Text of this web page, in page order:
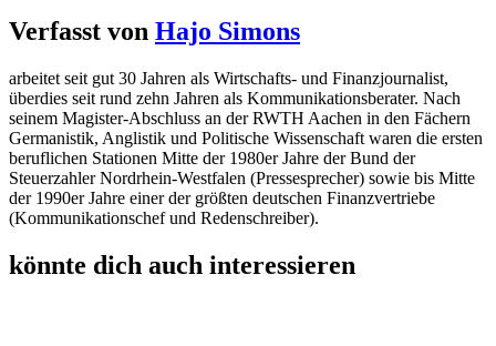
Verfasst von Hajo Simons
arbeitet seit gut 30 Jahren als Wirtschafts- und Finanzjournalist,
überdies seit rund zehn Jahren als Kommunikationsberater. Nach
seinem Magister-Abschluss an der RWTH Aachen in den Fächern
Germanistik, Anglistik und Politische Wissenschaft waren die ersten
beruflichen Stationen Mitte der 1980er Jahre der Bund der
Steuerzahler Nordrhein-Westfalen (Pressesprecher) sowie bis Mitte
der 1990er Jahre einer der größten deutschen Finanzvertriebe
(Kommunikationschef und Redenschreiber).
könnte dich auch interessieren